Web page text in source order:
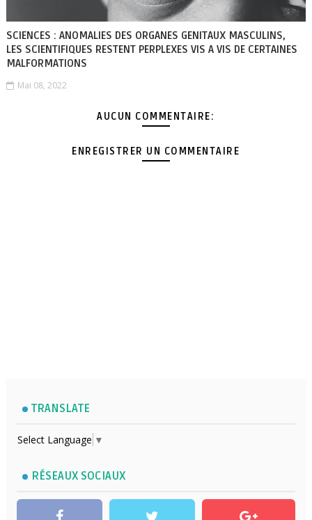
SCIENCES : ANOMALIES DES ORGANES GENITAUX MASCULINS,
LES SCIENTIFIQUES RESTENT PERPLEXES VIS A VIS DE CERTAINES
MALFORMATIONS
Mai 08, 2022
AUCUN COMMENTAIRE:
ENREGISTRER UN COMMENTAIRE
TRANSLATE
Select Language ▼
RÉSEAUX SOCIAUX